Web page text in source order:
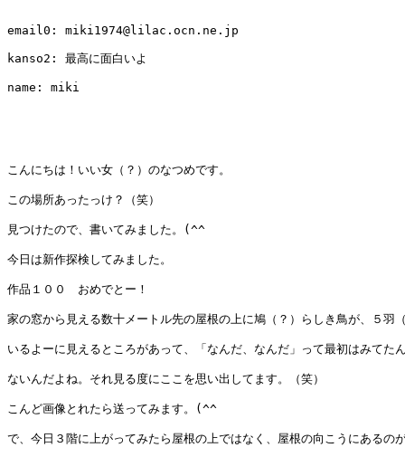
email0: miki1974@lilac.ocn.ne.jp
kanso2: 最高に面白いよ
name: miki
こんにちは！いい女（？）のなつめです。
この場所あったっけ？（笑）
見つけたので、書いてみました。(^^
今日は新作探検してみました。
作品１００　おめでとー！
家の窓から見える数十メートル先の屋根の上に鳩（？）らしき鳥が、５羽
いるよーに見えるところがあって、「なんだ、なんだ」って最初はみてた
ないんだよね。それ見る度にここを思い出してます。（笑）
こんど画像とれたら送ってみます。(^^
で、今日３階に上がってみたら屋根の上ではなく、屋根の向こうにあるの